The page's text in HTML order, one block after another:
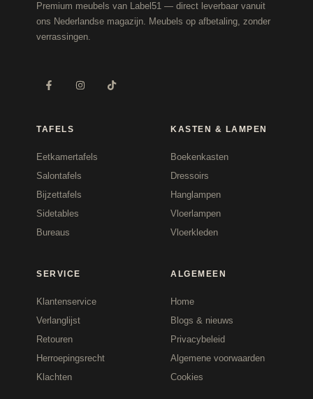
Premium meubels van Label51 — direct leverbaar vanuit
ons Nederlandse magazijn. Meubels op afbetaling, zonder
verrassingen.
TAFELS
Eetkamertafels
Salontafels
Bijzettafels
Sidetables
Bureaus
KASTEN & LAMPEN
Boekenkasten
Dressoirs
Hanglampen
Vloerlampen
Vloerkleden
SERVICE
Klantenservice
Verlanglijst
Retouren
Herroepingsrecht
Klachten
ALGEMEEN
Home
Blogs & nieuws
Privacybeleid
Algemene voorwaarden
Cookies